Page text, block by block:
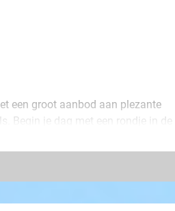
een groot aanbod aan plezante
Begin je dag met een rondje in de
lucht in. Ideaal voor waaghalzen!
kijk je je ogen uit: dompel je